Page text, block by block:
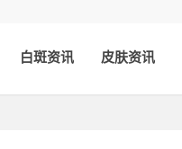
白斑资讯 皮肤资讯